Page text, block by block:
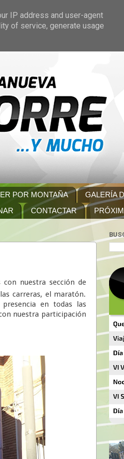
POR MONTAÑA
GALERÍA
CONTACTAR
nuestra sección de
carreras, el maratón.
en todas las
nuestra participación
IP address and user-agent
of service, generate usage